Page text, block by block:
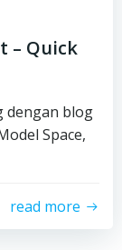
– Quick
blog
Space,
read more